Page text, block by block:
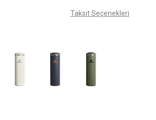
Taksit Seçenekleri